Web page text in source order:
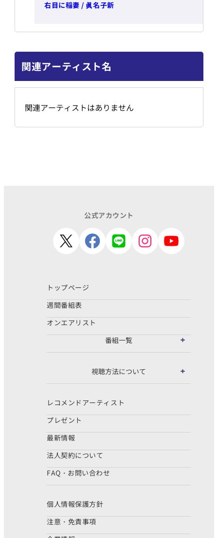
右目に稲妻 / 眞名子新
関連アーティスト名
関連アーティストはありません
公式アカウント
トップページ
週間番組表
オンエアリスト
番組一覧
視聴方法について
レコメンドアーティスト
プレゼント
最新情報
法人契約について
FAQ・お問い合わせ
個人情報保護方針
注意・免責事項